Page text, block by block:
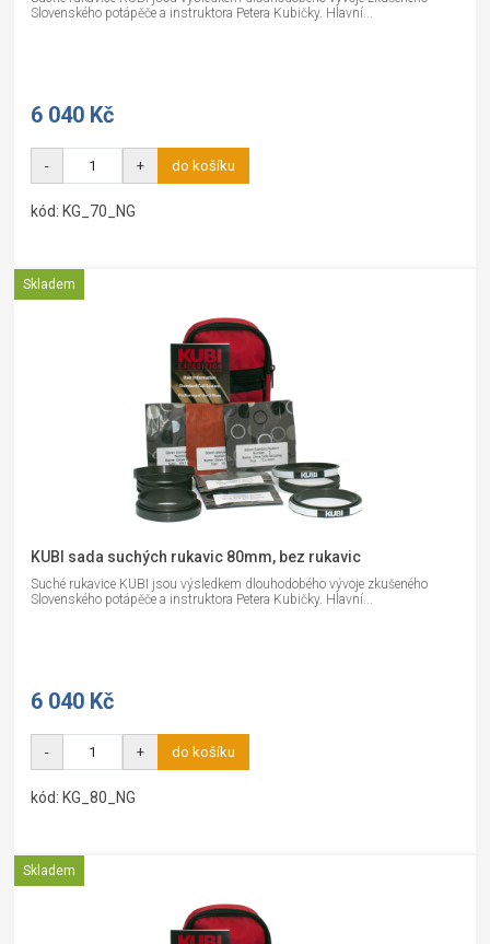
Slovenského potápěče a instruktora Petera Kubičky. Hlavní...
6 040 Kč
- + do košíku
kód: KG_70_NG
Skladem
KUBI sada suchých rukavic 80mm, bez rukavic
Suché rukavice KUBI jsou výsledkem dlouhodobého vývoje zkušeného
Slovenského potápěče a instruktora Petera Kubičky. Hlavní...
6 040 Kč
- + do košíku
kód: KG_80_NG
Skladem